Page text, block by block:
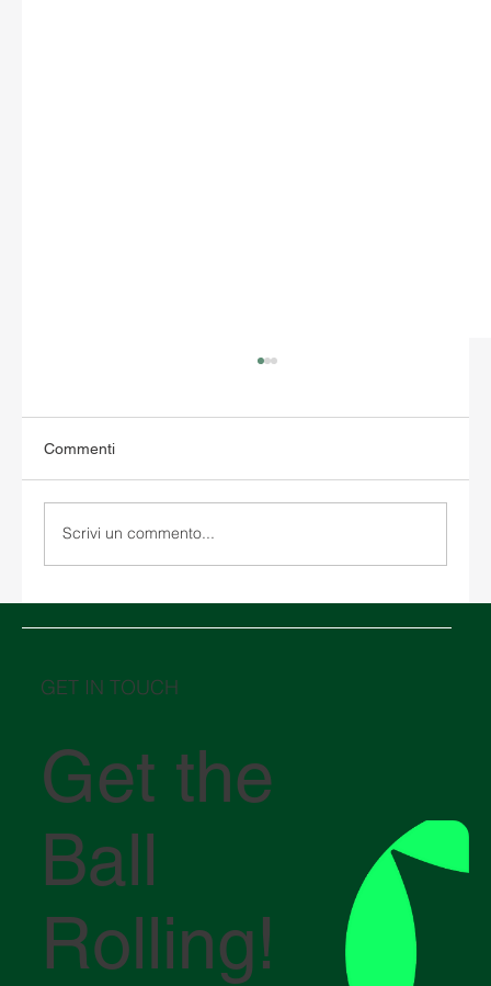
Commenti
Scrivi un commento...
GET IN TOUCH
Get the
Ball
Rolling!